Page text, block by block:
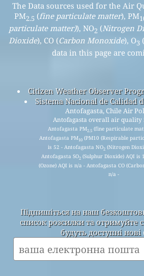
The Data sources used for the Air
PM2.5 (fine particulate matter), PM
particulate matter)), NO2 (Nitrogen
Dioxide), CO (Carbon Monoxide), O3 (
data in this page are
Citizen Weather Observer
Sistema Nacional de Calidad
Antofagasta, Chile Air
Antofagasta overall air quality
Antofagasta PM2.5 (fine particulate
Antofagasta PM10(PM10 (Respirable
is 52 - Antofagasta NO2 (Nitrogen
Antofagasta SO2(Sulphur Dioxide) AQI is
(Ozone) AQI is n/a - Antofagasta CO
n/a -
Підпишіться на наш
список розсилки та отримуйте
будуть доступні нові